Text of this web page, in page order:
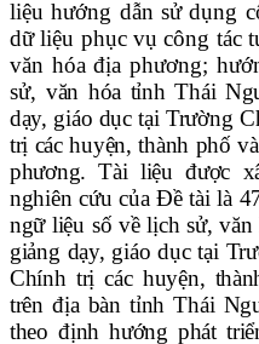
liệu hướng dẫn sử dụng
dữ liệu phục vụ công tác
văn hóa địa phương;
sử, văn hóa tỉnh Thái
dạy, giáo dục tại Trường
trị các huyện, thành phố
phương.Tài liệu được
nghiên cứu của Đề tài là
ngữ liệu số về lịch sử,
giảng dạy, giáo dục tại
Chính trị các huyện,
trên địa bàn tỉnh Thái
theo định hướng phát